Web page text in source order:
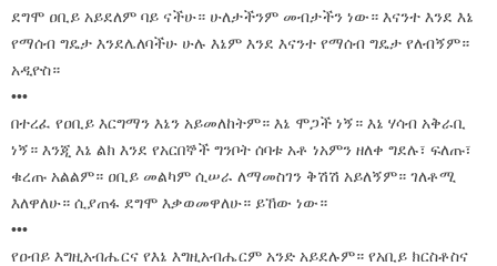
ደግሞ ዐቢይ አይደለም ባይ ናችሁ። ሁለታችንም መብታችን ነው። እናንተ እንደ እኔ
የማሰብ ግዴታ እንደሌለባችሁ ሁሉ እኔም እንደ እናንተ የማሰብ ግዴታ የለብኝም።
አዲዮስ።
•••
በተረፈ የዐቢይ እርግማን እኔን አይመለከትም። እኔ ሞጋች ነኝ። እኔ ሃሳብ አቅራቢ
ነኝ። እንጂ እኔ ልክ እንደ የአርበኞች ግንቦት ሰባቱ አቶ ነአምን ዘለቀ ግደሉ፣ ፍለጡ፣
ቁረጡ አልልም። ዐቢይ መልካም ሲሠራ ለማመስገን ቅሽሽ አይለኝም። ገለቶሚ
እለዋለሁ። ሲያጠፋ ደግሞ እቃወመዋለሁ። ይኸው ነው።
•••
የዐብይ እግዚአብሔርና የእኔ እግዚአብሔርም አንድ አይደሉም። የአቢይ ክርስቶስና